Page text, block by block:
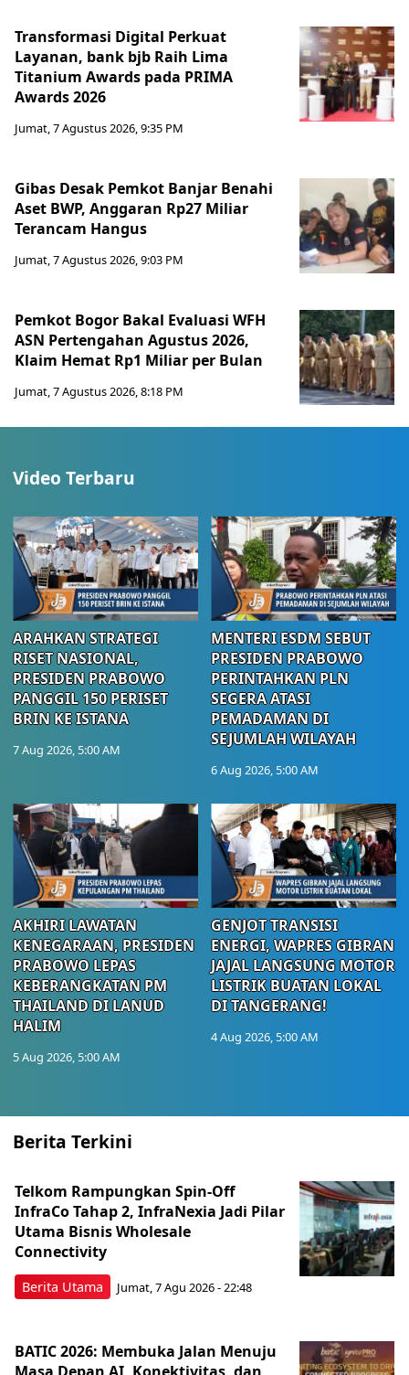
Transformasi Digital Perkuat
Layanan, bank bjb Raih Lima
Titanium Awards pada PRIMA
Awards 2026
Jumat, 7 Agustus 2026, 9:35 PM
Gibas Desak Pemkot Banjar Benahi
Aset BWP, Anggaran Rp27 Miliar
Terancam Hangus
Jumat, 7 Agustus 2026, 9:03 PM
Pemkot Bogor Bakal Evaluasi WFH
ASN Pertengahan Agustus 2026,
Klaim Hemat Rp1 Miliar per Bulan
Jumat, 7 Agustus 2026, 8:18 PM
Video Terbaru
ARAHKAN STRATEGI
RISET NASIONAL,
PRESIDEN PRABOWO
PANGGIL 150 PERISET
BRIN KE ISTANA
7 Aug 2026, 5:00 AM
MENTERI ESDM SEBUT
PRESIDEN PRABOWO
PERINTAHKAN PLN
SEGERA ATASI
PEMADAMAN DI
SEJUMLAH WILAYAH
6 Aug 2026, 5:00 AM
AKHIRI LAWATAN
KENEGARAAN, PRESIDEN
PRABOWO LEPAS
KEBERANGKATAN PM
THAILAND DI LANUD
HALIM
5 Aug 2026, 5:00 AM
GENJOT TRANSISI
ENERGI, WAPRES GIBRAN
JAJAL LANGSUNG MOTOR
LISTRIK BUATAN LOKAL
DI TANGERANG!
4 Aug 2026, 5:00 AM
Berita Terkini
Berita Utama
Telkom Rampungkan Spin-Off
InfraCo Tahap 2, InfraNexia Jadi Pilar
Utama Bisnis Wholesale
Connectivity
Jumat, 7 Agu 2026 - 22:48
BATIC 2026: Membuka Jalan Menuju